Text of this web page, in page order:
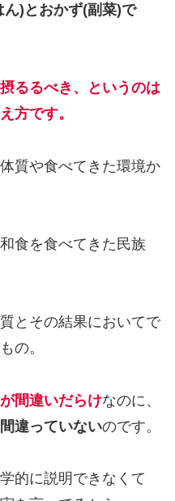
ん)とおかず(副菜)で
るるべき、というのは
方です。
質や食べてきた環境か
食を食べてきた民族
とその結果においてで
の。
間違いだらけなのに、
違っていないのです。
的に説明できなくて